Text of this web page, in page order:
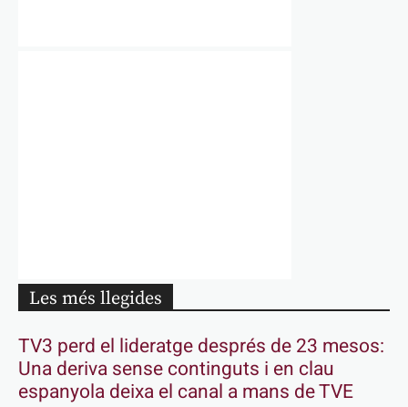
Les més llegides
TV3 perd el lideratge després de 23 mesos:
Una deriva sense continguts i en clau
espanyola deixa el canal a mans de TVE